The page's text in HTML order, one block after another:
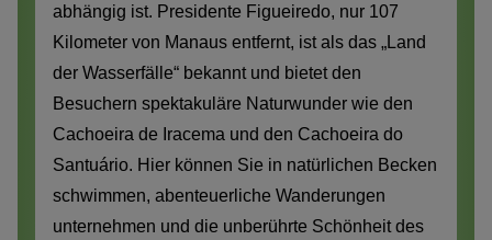
abhängig ist. Presidente Figueiredo, nur 107
Kilometer von Manaus entfernt, ist als das „Land
der Wasserfälle“ bekannt und bietet den
Besuchern spektakuläre Naturwunder wie den
Cachoeira de Iracema und den Cachoeira do
Santuário. Hier können Sie in natürlichen Becken
schwimmen, abenteuerliche Wanderungen
unternehmen und die unberührte Schönheit des